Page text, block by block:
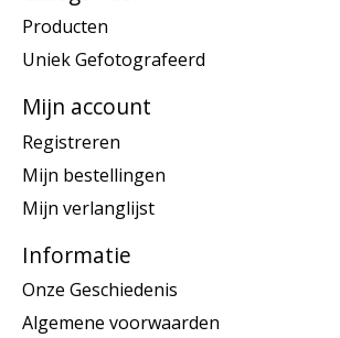
Producten
Uniek Gefotografeerd
Mijn account
Registreren
Mijn bestellingen
Mijn verlanglijst
Informatie
Onze Geschiedenis
Algemene voorwaarden